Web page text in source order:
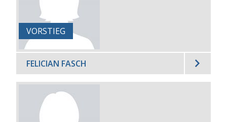
VORSTIEG
FELICIAN FASCH